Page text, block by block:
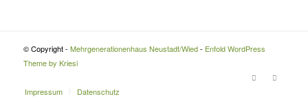
© Copyright - Mehrgenerationenhaus Neustadt/Wied- Enfold WordPress
Theme by Kriesi
Impressum Datenschutz